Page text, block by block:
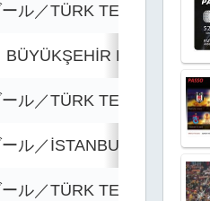
ル／TÜRK TELEKOM
BÜYÜKŞEHİR
ル／TÜRK TELEKOM
ル／İSTANBUL
ル／TÜRK TELEKOM